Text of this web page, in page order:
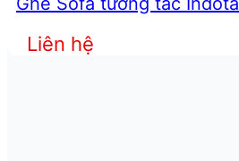
Liên hệ